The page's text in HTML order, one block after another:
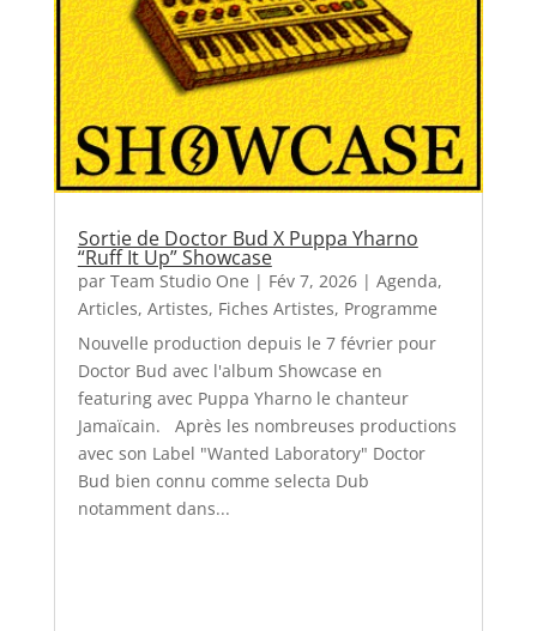
Sortie de Doctor Bud X Puppa Yharno
“Ruff It Up” Showcase
par Team Studio One | Fév 7, 2026| Agenda,
Articles, Artistes, Fiches Artistes, Programme
Nouvelle production depuis le 7 février pour
Doctor Bud avec l'album Showcase en
featuring avec Puppa Yharno le chanteur
Jamaïcain. Après les nombreuses productions
avec son Label "Wanted Laboratory" Doctor
Bud bien connu comme selecta Dub
notamment dans...